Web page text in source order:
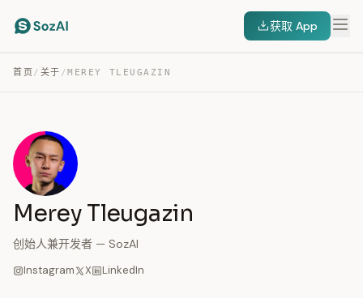
获取 App
首页 / 关于 /MEREY TLEUGAZIN
Merey Tleugazin
创始人兼开发者 — SozAI
Instagram X LinkedIn